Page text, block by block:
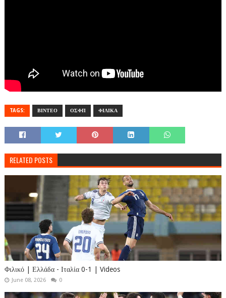
TAGS: ΒΙΝΤΕΟ ΟΣΦΠ ΦΙΛΙΚΑ
RELATED POSTS
Φιλικό | Ελλάδα - Ιταλία 0-1 | Videos
June 08, 2026 0